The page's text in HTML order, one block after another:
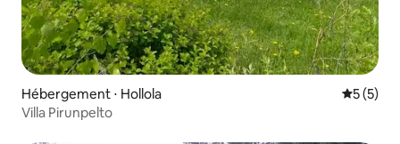
Hébergement ⋅ Hollola
5 (5)
Villa Pirunpelto